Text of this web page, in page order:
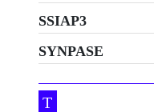
SSIAP3
SYNPASE
T